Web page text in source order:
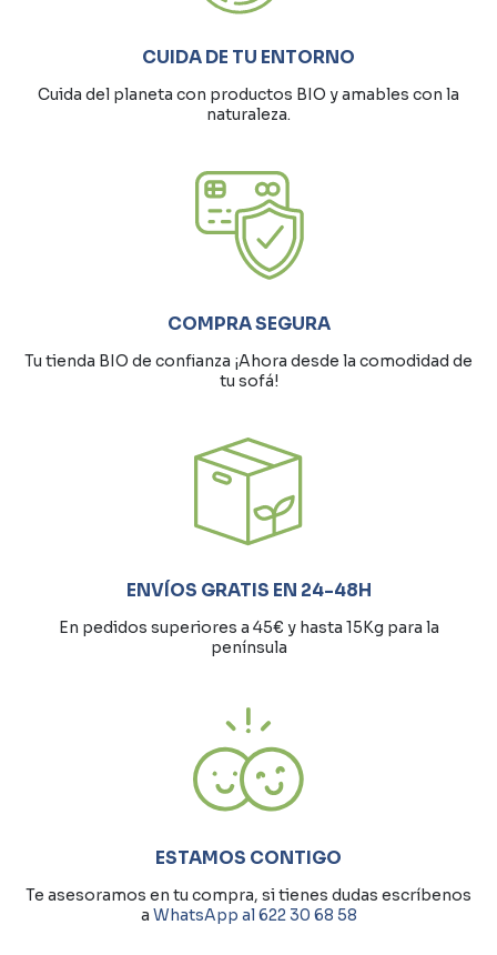
CUIDA DE TU ENTORNO
Cuida del planeta con productos BIO y amables con la
naturaleza.
COMPRA SEGURA
Tu tienda BIO de confianza ¡Ahora desde la comodidad de
tu sofá!
ENVÍOS GRATIS EN 24-48H
En pedidos superiores a 45€ y hasta 15Kg para la
península
ESTAMOS CONTIGO
Te asesoramos en tu compra, si tienes dudas escríbenos
a WhatsApp al 622 30 68 58